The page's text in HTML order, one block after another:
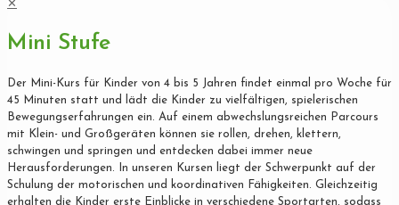
✕
Mini Stufe
Der Mini-Kurs für Kinder von 4 bis 5 Jahren findet einmal pro Woche für
45 Minuten statt und lädt die Kinder zu vielfältigen, spielerischen
Bewegungserfahrungen ein. Auf einem abwechslungsreichen Parcours
mit Klein- und Großgeräten können sie rollen, drehen, klettern,
schwingen und springen und entdecken dabei immer neue
Herausforderungen. In unseren Kursen liegt der Schwerpunkt auf der
Schulung der motorischen und koordinativen Fähigkeiten. Gleichzeitig
erhalten die Kinder erste Einblicke in verschiedene Sportarten, sodass